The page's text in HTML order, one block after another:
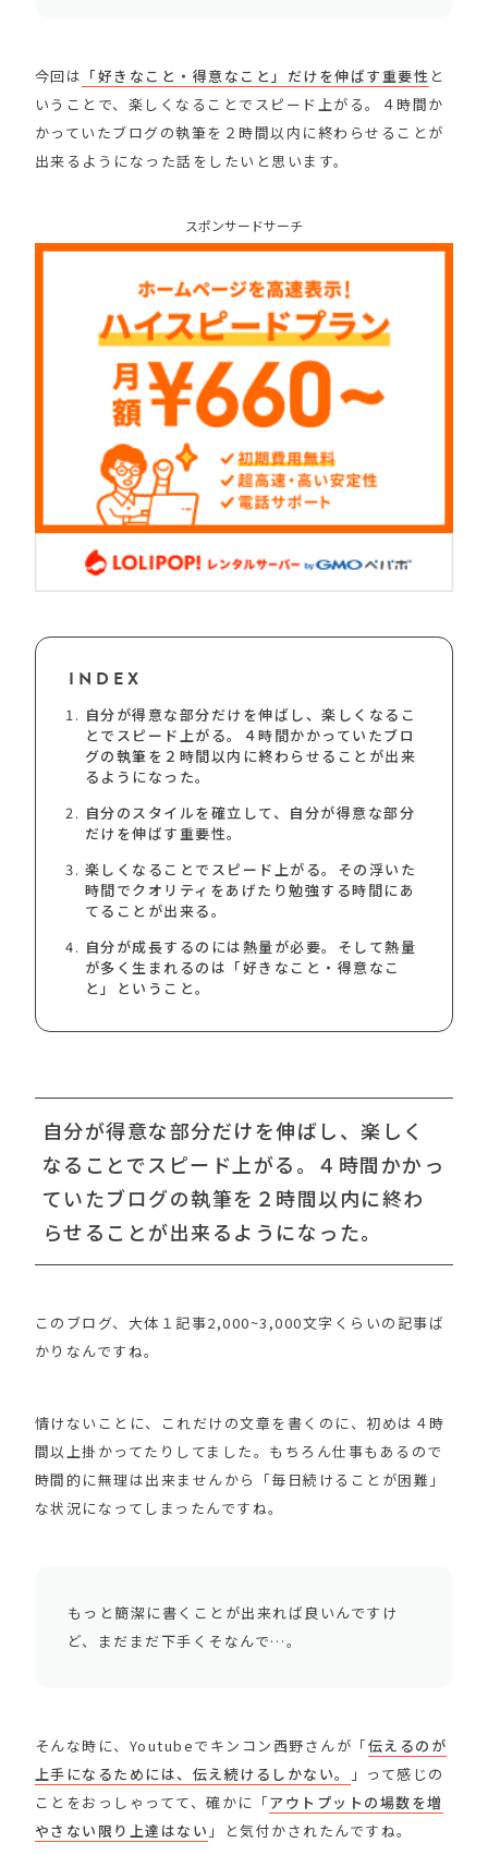
今回は 「好きなこと・得意なこと」だけを伸ばす重要性 と
いうことで、楽しくなることでスピード上がる。４時間か
かっていたブログの執筆を２時間以内に終わらせることが
出来るようになった話をしたいと思います。
スポンサードサーチ
INDEX
自分が得意な部分だけを伸ばし、楽しくなるこ
とでスピード上がる。４時間かかっていたブロ
グの執筆を２時間以内に終わらせることが出来
るようになった。
自分のスタイルを確立して、自分が得意な部分
だけを伸ばす重要性。
楽しくなることでスピード上がる。その浮いた
時間でクオリティをあげたり勉強する時間にあ
てることが出来る。
自分が成長するのには熱量が必要。そして熱量
が多く生まれるのは「好きなこと・得意なこ
と」ということ。
自分が得意な部分だけを伸ばし、楽しく
なることでスピード上がる。４時間かかっ
ていたブログの執筆を２時間以内に終わ
らせることが出来るようになった。
このブログ、大体１記事2,000~3,000文字くらいの記事ば
かりなんですね。
情けないことに、これだけの文章を書くのに、初めは４時
間以上掛かってたりしてました。もちろん仕事もあるので
時間的に無理は出来ませんから「毎日続けることが困難」
な状況になってしまったんですね。
もっと簡潔に書くことが出来れば良いんですけ
ど、まだまだ下手くそなんで…。
そんな時に、Youtubeでキンコン西野さんが「伝えるのが
上手になるためには、伝え続けるしかない。
」って感じの
ことをおっしゃってて、確かに「アウトプットの場数を増
やさない限り上達はない 」と気付かされたんですね。